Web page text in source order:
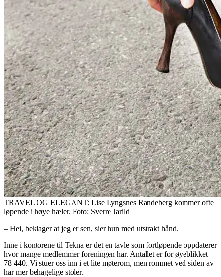
TRAVEL OG ELEGANT: Lise Lyngsnes Randeberg kommer ofte
løpende i høye hæler. Foto: Sverre Jarild
– Hei, beklager at jeg er sen, sier hun med utstrakt hånd.
Inne i kontorene til Tekna er det en tavle som fortløpende oppdaterer
hvor mange medlemmer foreningen har. Antallet er for øyeblikket
78 440. Vi stuer oss inn i et lite møterom, men rommet ved siden av
har mer behagelige stoler.